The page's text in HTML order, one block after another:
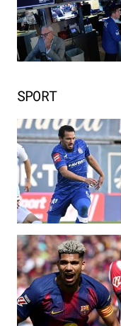
SPORT